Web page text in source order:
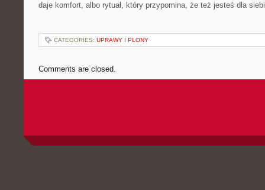
daje komfort, albo rytuał, który przypomina, że też jesteś dla
CATEGORIES: UPRAWY I PLONY
Comments are closed.